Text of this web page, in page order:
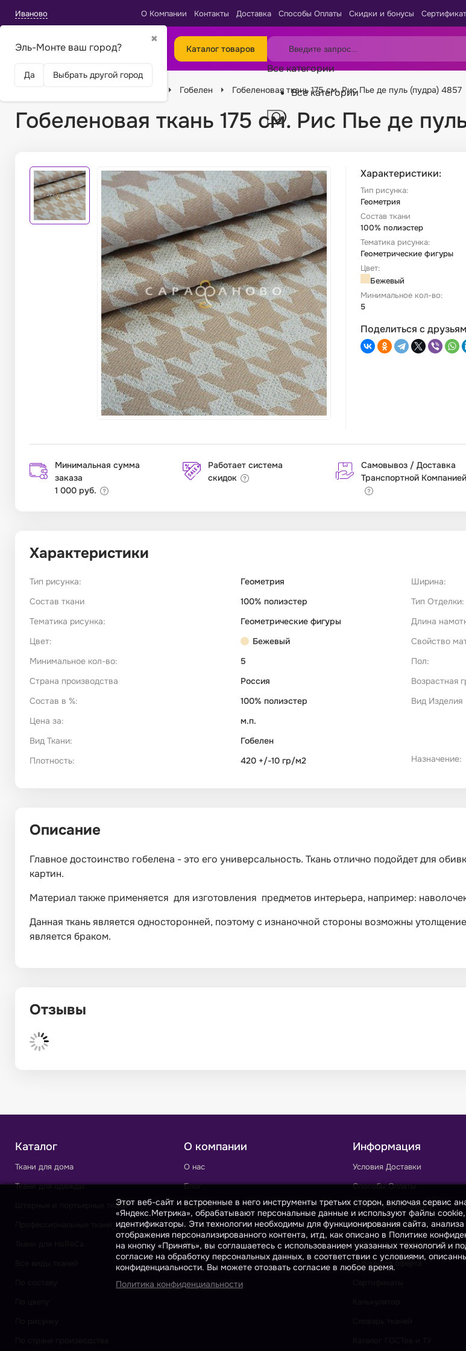
Иваново
✖
Эль-Монте ваш город?
Да Выбрать другой город
О Компании Контакты Доставка Способы Оплаты Скидки и бонусы
Каталог товаров
Все категории
Все категории
Гобелен Гобеленовая ткань 175 см. Рис Пье де пуль (пудра) 4857
Гобеленовая ткань 175 см. Рис Пье де
Характеристики:
Тип рисунка:
Геометрия
Состав ткани
100% полиэстер
Тематика рисунка:
Геометрические фигуры
Цвет:
Бежевый
Минимальное кол-во:
5
Поделиться с
Минимальная сумма
заказа
1 000 руб.
Работает система
скидок
Самовывоз / Доставка
Транспортной Компанией
Характеристики
Тип рисунка:
Геометрия
Состав ткани
100% полиэстер
Тематика рисунка:
Геометрические фигуры
Цвет:
Бежевый
Минимальное кол-во:
5
Страна производства
Россия
Состав в %:
100% полиэстер
Цена за:
м.п.
Вид Ткани:
Гобелен
Плотность:
420 +/-10 гр/м2
Ширина:
Тип Отделки:
Длина
Свойство
Пол:
Возрастная
Вид Изделия
Назначение:
Описание
Главное достоинство гобелена - это его универсальность. Ткань отлично подойдет для
картин.
Материал также применяется для изготовления предметов интерьера, например:
Данная ткань является односторонней, поэтому с изнаночной стороны возможны
является браком.
Отзывы
Каталог
Ткани для дома
Ткани для одежды
Шторные и портьерные ткани
О компании
О нас
Блог
Отзывы
Контакты
Форум
Информация
Условия Доставки
Способы Оплаты
Как получить Скидку
Условия Покупки
Политика
Публичная оферта
Этот веб-сайт и встроенные в него инструменты третьих сторон, включая сервис
«Яндекс.Метрика», обрабатывают персональные данные и используют файлы cookie,
идентификаторы. Эти технологии необходимы для функционирования сайта,
отображения персонализированного контента, итд, как описано в Политике
на кнопку «Принять», вы соглашаетесь с использованием указанных технологий и
согласие на обработку персональных данных, в соответствии с условиями,
конфиденциальности. Вы можете отозвать согласие в любое время.
Политика конфиденциальности